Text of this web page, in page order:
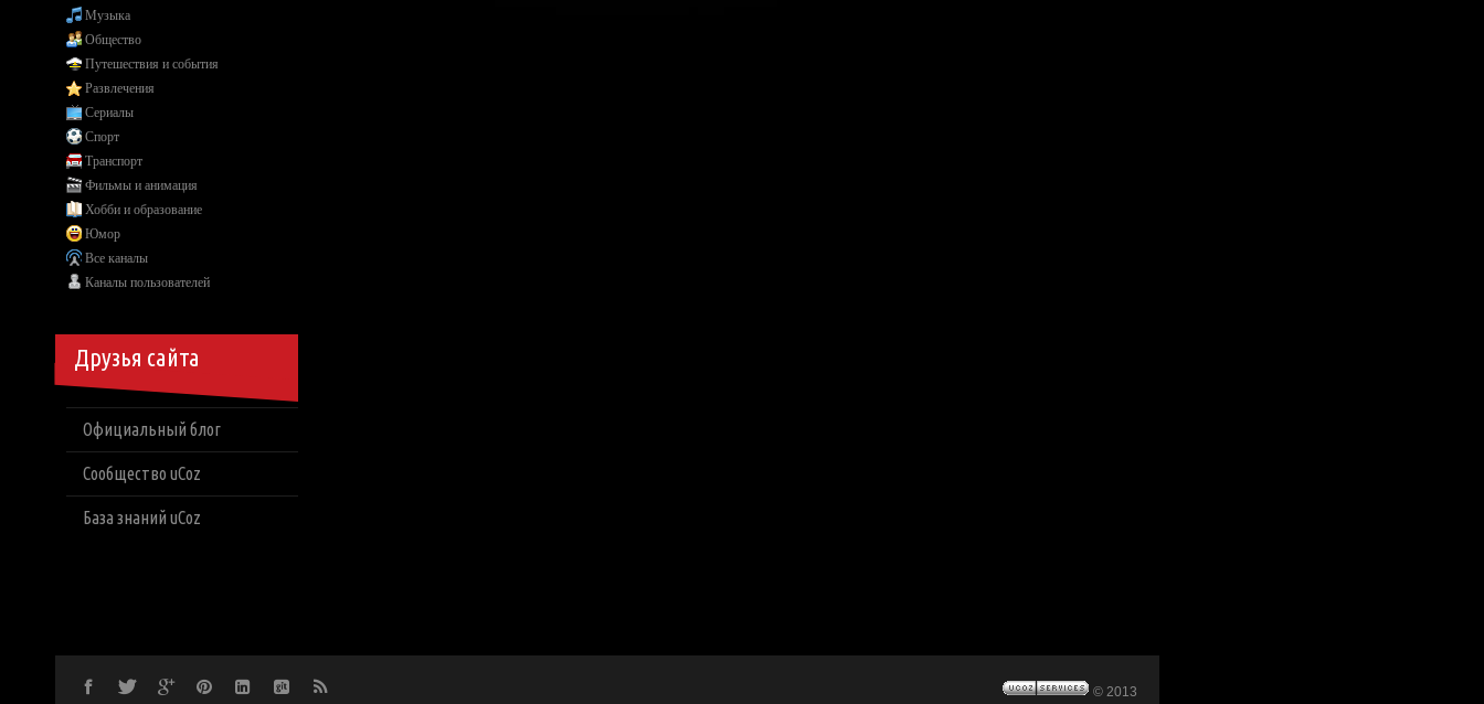
Музыка
Общество
Путешествия и события
Развлечения
Сериалы
Спорт
Транспорт
Фильмы и анимация
Хобби и образование
Юмор
Все каналы
Каналы пользователей
Друзья сайта
Официальный блог
Сообщество uCoz
База знаний uCoz
© 2013